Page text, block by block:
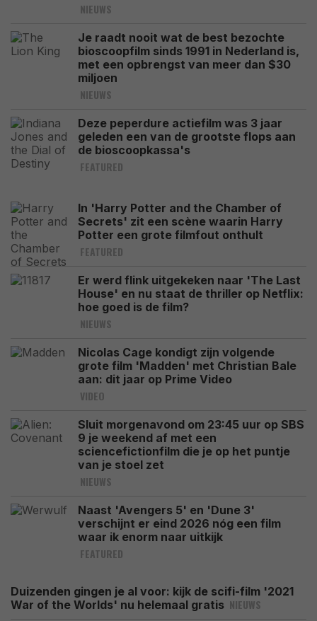
NIEUWS
Je raadt nooit wat de best bezochte
bioscoopfilm sinds 1991 in Nederland is,
met een opbrengst van meer dan $30
miljoen
NIEUWS
Deze peperdure actiefilm was 3 jaar
geleden een van de grootste flops aan
de bioscoopkassa's
FEATURED
In 'Harry Potter and the Chamber of
Secrets' zit een scène waarin Harry
Potter een grote filmfout onthult
FEATURED
Er werd flink uitgekeken naar 'The Last
House' en nu staat de thriller op Netflix:
hoe goed is de film?
NIEUWS
Nicolas Cage kondigt zijn volgende
grote film 'Madden' met Christian Bale
aan: dit jaar op Prime Video
VIDEO
Sluit morgenavond om 23:45 uur op SBS
9 je weekend af met een
sciencefictionfilm die je op het puntje
van je stoel zet
NIEUWS
Naast 'Avengers 5' en 'Dune 3'
verschijnt er eind 2026 nóg een film
waar ik enorm naar uitkijk
FEATURED
Duizenden gingen je al voor: kijk de scifi-film '2021
War of the Worlds' nu helemaal gratis NIEUWS